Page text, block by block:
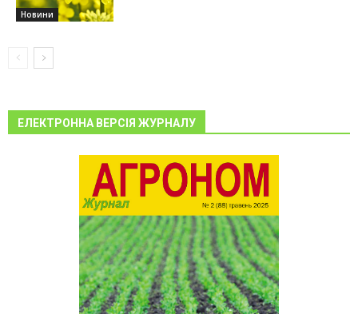
Новини
ЕЛЕКТРОННА ВЕРСІЯ ЖУРНАЛУ